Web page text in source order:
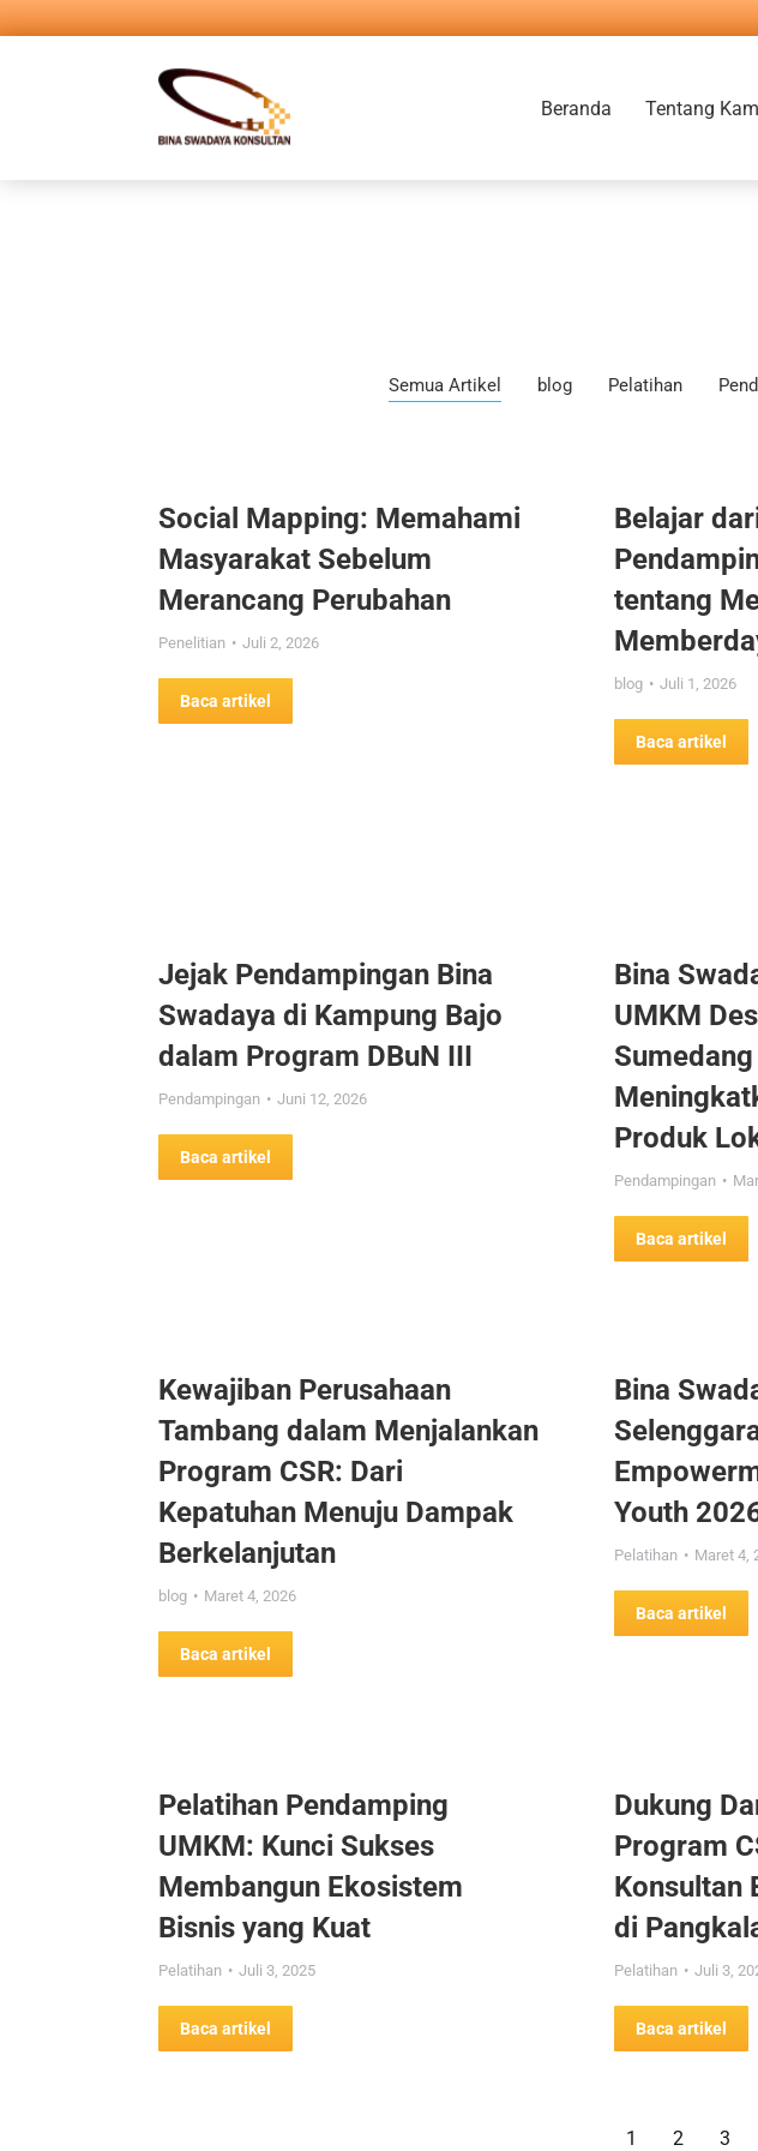
Beranda Tentang
Semua Artikel blog Pelatihan
Social Mapping: Memahami
Masyarakat Sebelum
Merancang Perubahan
Penelitian Juli 2, 2026
Baca artikel
Belajar
tentang
blog Juli 1, 2026
Baca artikel
Jejak Pendampingan Bina
Swadaya di Kampung Bajo
dalam Program DBuN III
Pendampingan Juni 12, 2026
Baca artikel
Bina
UMKM
Produk
Pendampingan
Baca artikel
Kewajiban Perusahaan
Tambang dalam Menjalankan
Program CSR: Dari
Kepatuhan Menuju Dampak
Berkelanjutan
blog Maret 4, 2026
Baca artikel
Bina
Youth
Pelatihan Maret 4,
Baca artikel
Pelatihan Pendamping
UMKM: Kunci Sukses
Membangun Ekosistem
Bisnis yang Kuat
Pelatihan Juli 3, 2025
Baca artikel
Dukung
Program
Konsultan
di
Pelatihan Juli 3,
Baca artikel
1 2 3